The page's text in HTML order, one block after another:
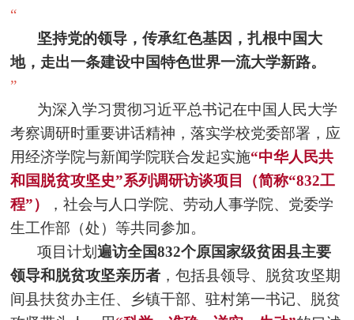
“
坚持党的领导，传承红色基因，扎根中国大
地，走出一条建设中国特色世界一流大学新路。
”
为深入学习贯彻习近平总书记在中国人民大学
考察调研时重要讲话精神，落实学校党委部署，应
用经济学院与新闻学院联合发起实施“中华人民共
和国脱贫攻坚史”系列调研访谈项目（简称“832工
程”）
，社会与人口学院、劳动人事学院、党委学
生工作部（处）等共同参加。
项目计划遍访全国832个原国家级贫困县主要
领导和脱贫攻坚亲历者 ，包括县领导、脱贫攻坚期
间县扶贫办主任、乡镇干部、驻村第一书记、脱贫